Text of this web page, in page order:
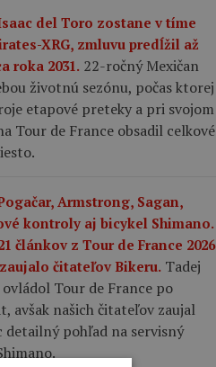
del Toro zostane v tíme
XRG, zmluvu predĺžil až
roka 2031. 22-ročný Mexičan
životnú sezónu, počas ktorej
etapové preteky a pri svojom
Tour de France obsadil celkové
Armstrong, Sagan,
kontroly aj bicykel Shimano.
článkov z Tour de France 2026
čitateľov Bikeru. Tadej
ovládol Tour de France po
avšak našich čitateľov zaujal
detailný pohľad na servisný